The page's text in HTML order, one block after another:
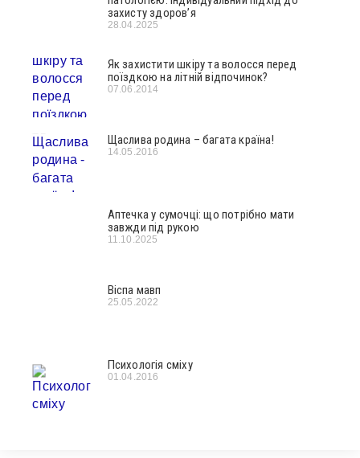
захисту здоров’я
28.04.2025
Як захистити шкіру та волосся перед
поїздкою на літній відпочинок?
07.06.2014
Щаслива родина – багата країна!
14.05.2016
Аптечка у сумочці: що потрібно мати
завжди під рукою
11.10.2025
Віспа мавп
25.05.2022
Психологія сміху
01.04.2016